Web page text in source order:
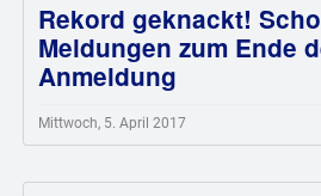
Rekord geknackt!
Meldungen zum Ende
Anmeldung
Mittwoch, 5. April 2017